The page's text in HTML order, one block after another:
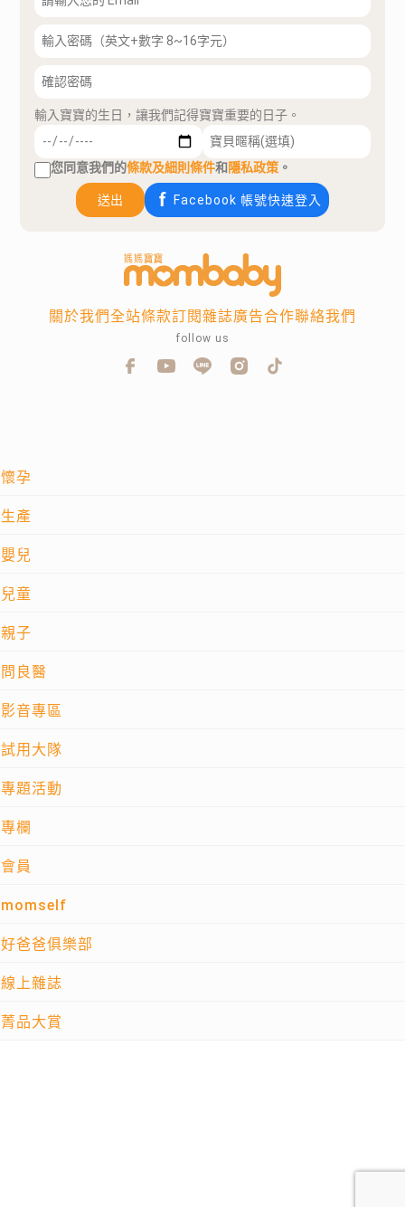
輸入寶寶的生日，讓我們記得寶寶重要的日子。
您同意我們的條款及細則條件和隱私政策 。
送出 Facebook 帳號快速登入
懷孕
生產
嬰兒
兒童
親子
問良醫
影音專區
試用大隊
專題活動
專欄
會員
momself
好爸爸俱樂部
線上雜誌
菁品大賞
關於我們全站條款訂閱雜誌廣告合作聯絡我們
follow us